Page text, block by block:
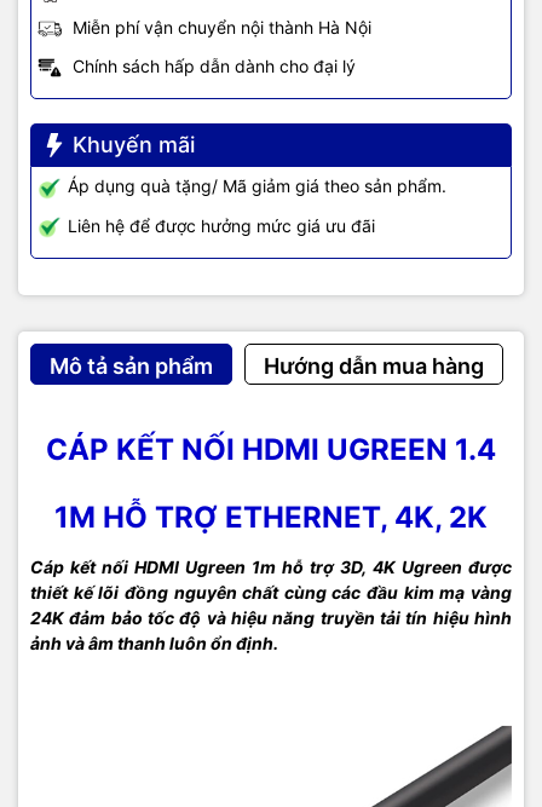
Miễn phí vận chuyển nội thành Hà Nội
Chính sách hấp dẫn dành cho đại lý
Khuyến mãi
Áp dụng quà tặng/ Mã giảm giá theo sản phẩm.
Liên hệ để được hưởng mức giá ưu đãi
Mô tả sản phẩm Hướng dẫn mua hàng
CÁP KẾT NỐI HDMI UGREEN 1.4
1M HỖ TRỢ ETHERNET, 4K, 2K
Cáp kết nối HDMI Ugreen 1m hỗ trợ 3D, 4K Ugreen được
thiết kế lõi đồng nguyên chất cùng các đầu kim mạ vàng
24K đảm bảo tốc độ và hiệu năng truyền tải tín hiệu hình
ảnh và âm thanh luôn ổn định.